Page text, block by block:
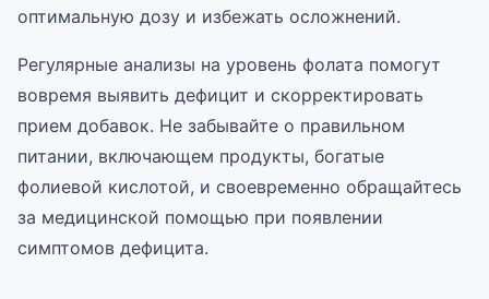
оптимальную дозу и избежать осложнений.
Регулярные анализы на уровень фолата помогут
вовремя выявить дефицит и скорректировать
прием добавок. Не забывайте о правильном
питании, включающем продукты, богатые
фолиевой кислотой, и своевременно обращайтесь
за медицинской помощью при появлении
симптомов дефицита.